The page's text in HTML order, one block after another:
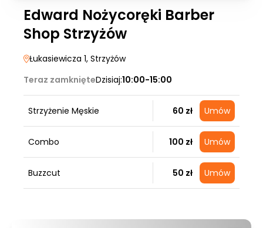
Edward Nożycoręki Barber
Shop Strzyżów
Łukasiewicza 1, Strzyżów
Teraz zamknięteDzisiaj:10:00-15:00
Strzyżenie Męskie 60 zł Umów
Combo 100 zł Umów
Buzzcut 50 zł Umów